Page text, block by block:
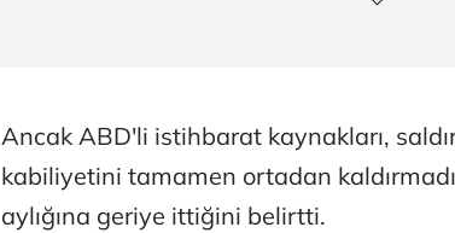
Ancak ABD'li istihbarat kaynakları,
kabiliyetini tamamen ortadan
aylığına geriye ittiğini belirtti.